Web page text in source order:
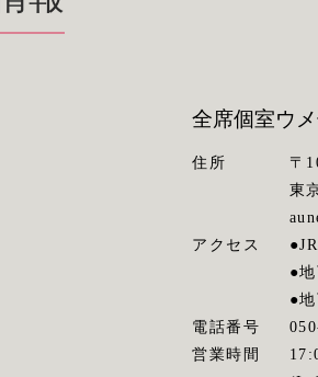
全席個室ウ
住所
〒
東
アクセス
●
●
電話番号
営業時間